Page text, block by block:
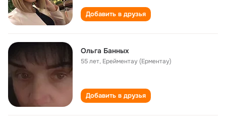
Добавить в друзья
Ольга Банных
55 лет, Ерейментау (Ерментау)
Добавить в друзья